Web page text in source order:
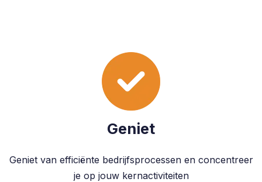
Geniet
Geniet van efficiënte bedrijfsprocessen en concentreer
je op jouw kernactiviteiten